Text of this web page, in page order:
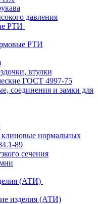
давления
РТИ
РТИ
втулки
ГОСТ 4997-75
соединения и замки для
нормальных
89
сечения
(АТИ)
изделия (АТИ)